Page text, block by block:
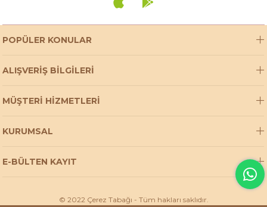
POPÜLER KONULAR
ALIŞVERİŞ BİLGİLERİ
MÜŞTERİ HİZMETLERİ
KURUMSAL
E-BÜLTEN KAYIT
© 2022 Çerez Tabağı - Tüm hakları saklıdır.